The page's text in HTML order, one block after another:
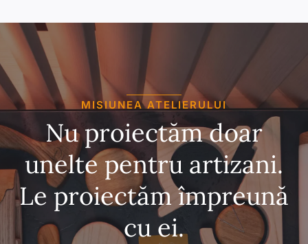
MISIUNEA ATELIERULUI
Nu proiectăm doar
unelte pentru artizani.
Le proiectăm împreună
cu ei.